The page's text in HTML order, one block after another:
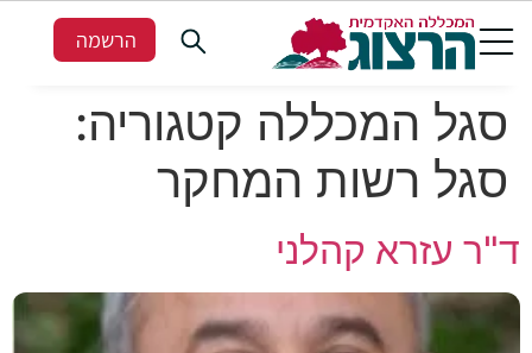
הרשמה
סגל המכללה קטגוריה:
סגל רשות המחקר
ד"ר עזרא קהלני